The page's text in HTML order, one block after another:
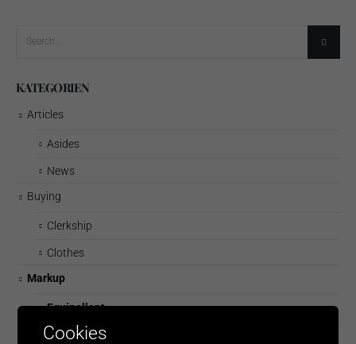
KATEGORIEN
Articles
Asides
News
Buying
Clerkship
Clothes
Markup
Equipollent
Media
Cookies